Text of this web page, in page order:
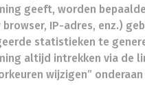
Algemene
Bond autorisatienummer
toezicht van de Orde
Henri Jasparlaan 94
Code van de
Tarieven terugbetaalde
geeft, worden
browser, IP-adres, enz.)
statistieken te
altijd intrekken via de
wijzigen” onderaan